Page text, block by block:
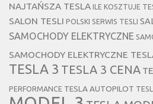
NAJTAŃSZA TESLA ILE KOSZTUJE
SALON TESLI POLSKI SERWIS TESLI
SAMOCHODY ELEKTRYCZNE
SAMOCHODY ELEKTRYCZNE
TESLA 3 TESLA 3 CENA
PERFORMANCE TESLA AUTOPILOT